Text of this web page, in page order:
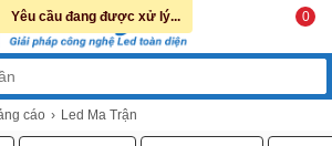
0
cáo Led Ma Trận
Yêu cầu đang được xử lý...